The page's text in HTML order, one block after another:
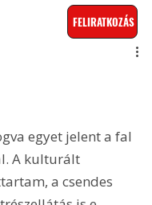
FELIRATKOZÁS
egyet jelent a fal
A kulturált
a csendes